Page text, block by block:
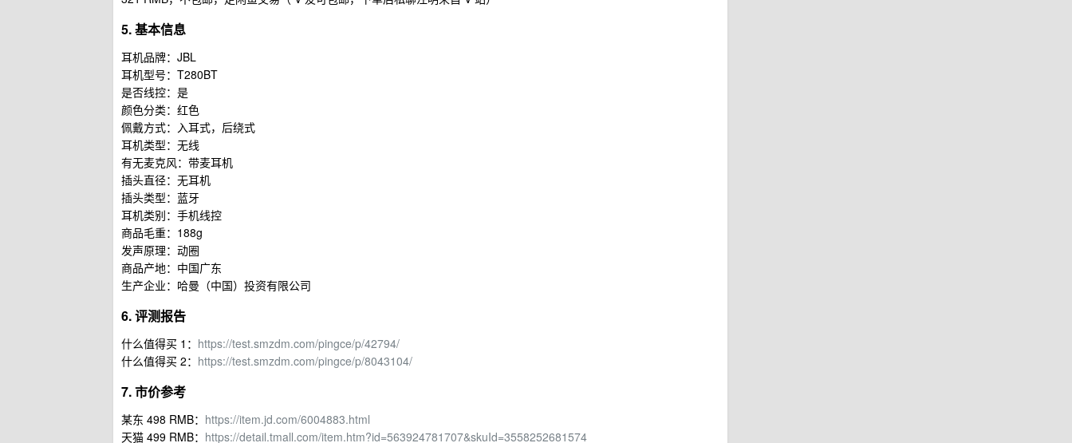
5. 基本信息
耳机品牌：JBL
耳机型号：T280BT
是否线控：是
颜色分类：红色
佩戴方式：入耳式，后绕式
耳机类型：无线
有无麦克风：带麦耳机
插头直径：无耳机
插头类型：蓝牙
耳机类别：手机线控
商品毛重：188g
发声原理：动圈
商品产地：中国广东
生产企业：哈曼（中国）投资有限公司
6. 评测报告
什么值得买 1： https://test.smzdm.com/pingce/p/42794/
什么值得买 2： https://test.smzdm.com/pingce/p/8043104/
7. 市价参考
某东 498 RMB： https://item.jd.com/6004883.html
天猫 499 RMB： https://detail.tmall.com/item.htm?id=563924781707&skuId=3558252681574